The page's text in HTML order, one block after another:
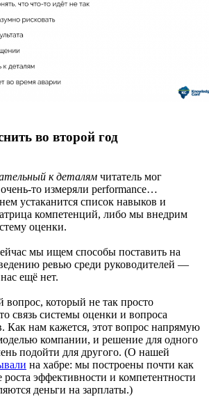
во второй год
к деталям читатель мог
то измеряли performance…
устаканится список навыков и
компетенций, либо мы внедрим
оценки.
мы ищем способы поставить на
ревью среди руководителей —
ещё нет.
который не так просто
связь системы оценки и вопроса
Как нам кажется, этот вопрос напрямую
компании, и решение для одного
подойти для другого. (О нашей
на хабре: мы построены почти как
эффективности и компетентности
деньги на зарплаты.)